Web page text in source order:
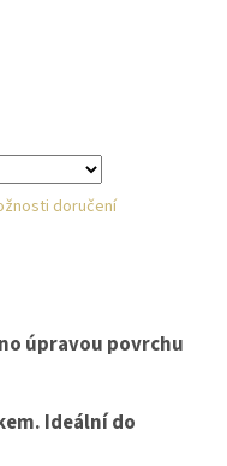
doručení
úpravou povrchu
Ideální do